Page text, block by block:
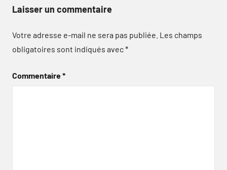
Laisser un commentaire
Votre adresse e-mail ne sera pas publiée. Les champs
obligatoires sont indiqués avec*
Commentaire*